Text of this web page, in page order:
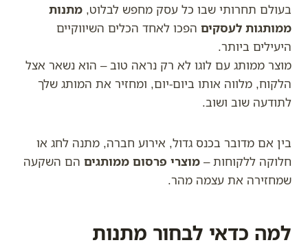
בעולם תחרותי שבו כל עסק מחפש לבלוט, מתנות
ממותגות לעסקים הפכו לאחד הכלים השיווקיים
היעילים ביותר.
מוצר ממותג עם לוגו לא רק נראה טוב – הוא נשאר אצל
הלקוח, מלווה אותו ביום-יום, ומחזיר את המותג שלך
לתודעה שוב ושוב.
בין אם מדובר בכנס גדול, אירוע חברה, מתנה לחג או
חלוקה ללקוחות – מוצרי פרסום ממותגים הם השקעה
שמחזירה את עצמה מהר.
למה כדאי לבחור מתנות